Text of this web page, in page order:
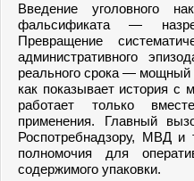
Введение уголовного
фальсификата —
Превращение
административного
реального срока — мощный
как показывает история с
работает только
применения. Главный
Роспотребнадзору, МВД и
полномочия для
содержимого упаковки.